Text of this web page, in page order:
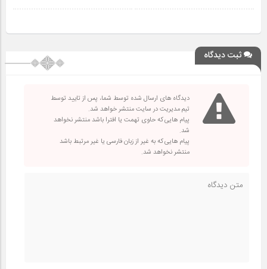
ثبت دیدگاه
دیدگاه های ارسال شده توسط شما، پس از تایید توسط
تیم مدیریت در سایت منتشر خواهد شد.
پیام هایی که حاوی تهمت یا افترا باشد منتشر نخواهد
شد.
پیام هایی که به غیر از زبان فارسی یا غیر مرتبط باشد
منتشر نخواهد شد.